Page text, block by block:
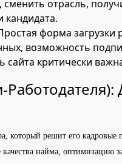
отрасль,
кандидата.
форма загрузки
возможность
сайта критически
который решит его
найма, оптимизацию